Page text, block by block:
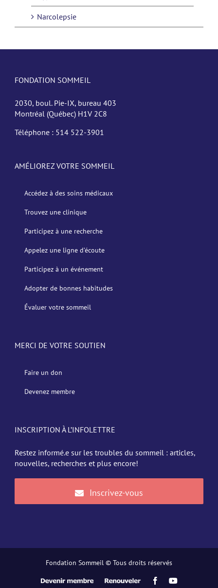
Narcolepsie
FONDATION SOMMEIL
2030, boul. Pie-IX, bureau 403
Montréal (Québec) H1V 2C8
Téléphone : 514 522-3901
AMÉLIOREZ VOTRE SOMMEIL
Accédez à des soins médicaux
Trouvez une clinique
Participez à une recherche
Appelez une ligne d’écoute
Participez à un événement
Adopter de bonnes habitudes
Évaluer votre sommeil
MERCI DE VOTRE SOUTIEN
Faire un don
Devenez membre
INSCRIPTION À L’INFOLETTRE
Restez informé.e sur les troubles du sommeil : articles,
nouvelles, recherches et plus encore!
Inscrivez-vous
Fondation Sommeil © Tous droits réservés
Devenir
Renouveler FacebookYouTube